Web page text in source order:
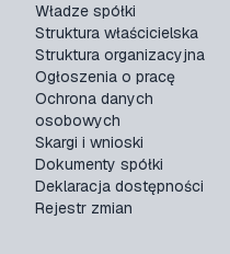
Władze spółki
Struktura właścicielska
Struktura organizacyjna
Ogłoszenia o pracę
Ochrona danych
osobowych
Skargi i wnioski
Dokumenty spółki
Deklaracja dostępności
Rejestr zmian